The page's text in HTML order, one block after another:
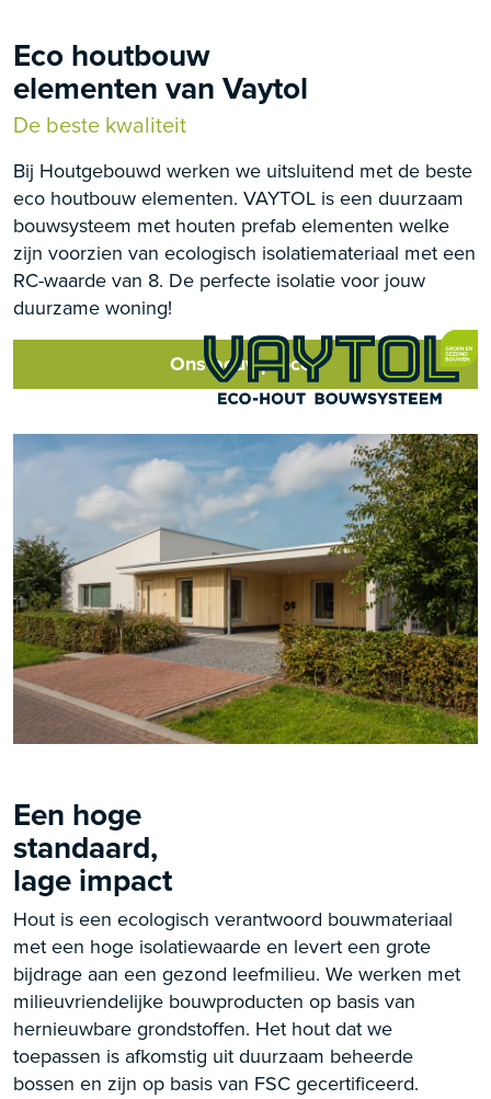
Eco houtbouw
elementen van Vaytol
De beste kwaliteit
Bij Houtgebouwd werken we uitsluitend met de beste
eco houtbouw elementen. VAYTOL is een duurzaam
bouwsysteem met houten prefab elementen welke
zijn voorzien van ecologisch isolatiemateriaal met een
RC-waarde van 8. De perfecte isolatie voor jouw
duurzame woning!
Ons bouwproces
Een hoge
standaard,
lage impact
Hout is een ecologisch verantwoord bouwmateriaal
met een hoge isolatiewaarde en levert een grote
bijdrage aan een gezond leefmilieu. We werken met
milieuvriendelijke bouwproducten op basis van
hernieuwbare grondstoffen. Het hout dat we
toepassen is afkomstig uit duurzaam beheerde
bossen en zijn op basis van FSC gecertificeerd.